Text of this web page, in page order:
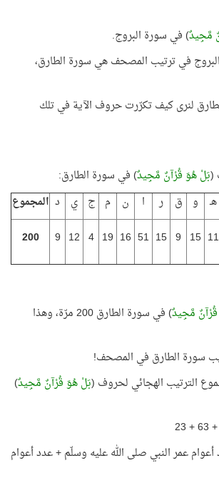
مَّجِيدٌ) في سورة البروج.
البروج في ترتيب المصحف هي سورة الطارق،
لنرى كيف تكرّرت حروف الآية في تلك
(بَلْ هُوَ قُرْآنٌ مَّجِيدٌ) في سورة الطارق:
هـ و ق ر ا ن م ج ي د المجموع
11
15
9
15
51
16
19
4
12
9
200
مَّجِيدٌ
) في سورة الطارق 200 مرّة، وهذا
سورة الطارق في المصحف!
الترتيب الهجائي لحروف (بَلْ هُوَ قُرْآنٌ مَّجِيدٌ)
عمر النبي صلى الله عليه وسلّم + عدد أعوام